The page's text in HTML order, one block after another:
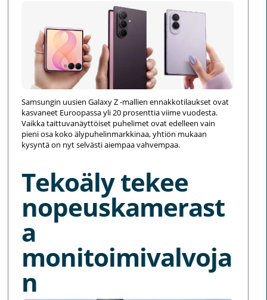
Samsungin uusien Galaxy Z -mallien ennakkotilaukset ovat
kasvaneet Euroopassa yli 20 prosenttia viime vuodesta.
Vaikka taittuvanäyttöiset puhelimet ovat edelleen vain
pieni osa koko älypuhelinmarkkinaa, yhtiön mukaan
kysyntä on nyt selvästi aiempaa vahvempaa.
Tekoäly tekee
nopeuskamerast
a
monitoimivalvoja
n